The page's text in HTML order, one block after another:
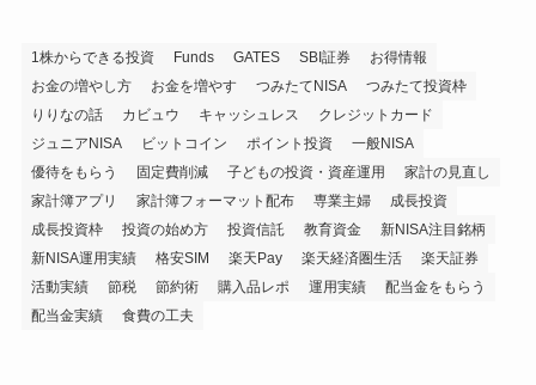
1株からできる投資 Funds GATES SBI証券
お得情報
お金の増やし方
お金を増やす つみたてNISA
つみたて投資枠
りりなの話
カビュウ キャッシュレス
クレジットカード
ジュニアNISA
ビットコイン ポイント投資
一般NISA
優待をもらう
固定費削減 子どもの投資・資産運用
家計の見直し
家計簿アプリ
家計簿フォーマット配布 専業主婦
成長投資
成長投資枠
投資の始め方 投資信託 教育資金
新NISA注目銘柄
新NISA運用実績
格安SIM 楽天Pay 楽天経済圏生活
楽天証券
活動実績
節税 節約術 購入品レポ 運用実績
配当金をもらう
配当金実績
食費の工夫